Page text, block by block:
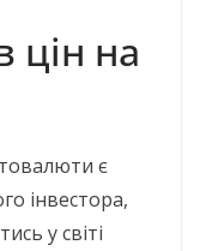
цін на
є
інвестора,
у світі